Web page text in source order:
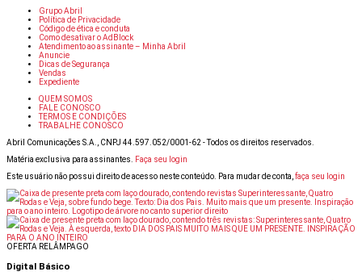
Grupo Abril
Política de Privacidade
Código de ética e conduta
Como desativar o AdBlock
Atendimento ao assinante – Minha Abril
Anuncie
Dicas de Segurança
Vendas
Expediente
QUEM SOMOS
FALE CONOSCO
TERMOS E CONDIÇÕES
TRABALHE CONOSCO
Abril Comunicações S.A., CNPJ 44.597.052/0001-62 - Todos os direitos reservados.
Matéria exclusiva para assinantes. Faça seu login
Este usuário não possui direito de acesso neste conteúdo. Para mudar de conta,faça seu login
OFERTA RELÂMPAGO
Digital Básico